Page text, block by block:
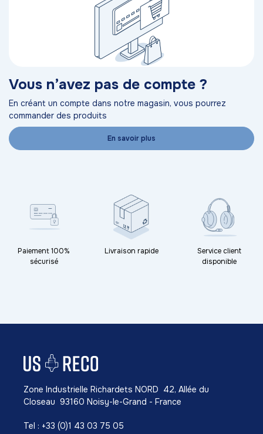
Vous n’avez pas de compte ?
En créant un compte dans notre magasin, vous pourrez
commander des produits
En savoir plus
Paiement 100%
sécurisé
Livraison rapide
Service client
disponible
Zone Industrielle Richardets NORD 42, Allée du
Closeau 93160 Noisy-le-Grand - France
Tel : +33 (0)1 43 03 75 05